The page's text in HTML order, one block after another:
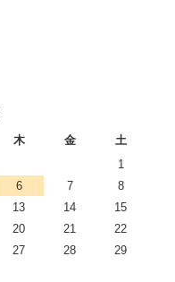
木 金
土
1
6 7
8
13 14
15
20 21
22
27 28
29